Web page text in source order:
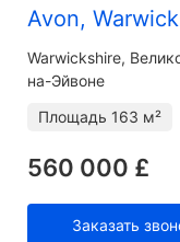
Avon,
Warwickshire
на-Эйвоне
Площадь 163 м²
560 000 £
Заказать